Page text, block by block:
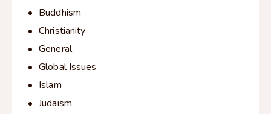
Buddhism
Christianity
General
Global Issues
Islam
Judaism